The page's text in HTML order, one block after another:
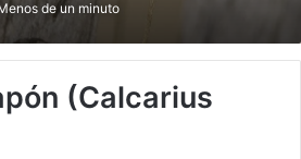
de un minuto
(Calcarius